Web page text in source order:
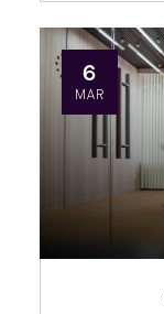
6
MAR